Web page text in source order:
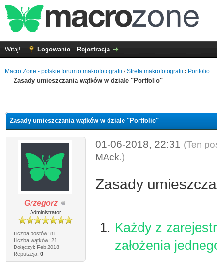
Witaj! Logowanie Rejestracja
Macro Zone - polskie forum o makrofotografii › Strefa makrofotografii › Portfolio
Zasady umieszczania wątków w dziale "Portfolio"
Zasady umieszczania wątków w dziale "Portfolio"
Grzegorz
Administrator
Liczba postów: 81
Liczba wątków: 21
Dołączył: Feb 2018
Reputacja: 0
01-06-2018, 22:31 (Ten
MAck.)
Zasady
Każdy z
założenia